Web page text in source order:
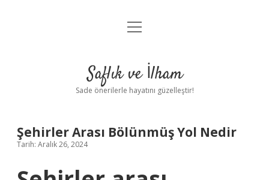
Anasayfa
Yasal Uyarı
menüyü
Saflık ve İlham
Sade önerilerle hayatını güzelleştir!
Şehirler Arası Bölünmüş Yol Nedir
Tarih: Aralık 26, 2024